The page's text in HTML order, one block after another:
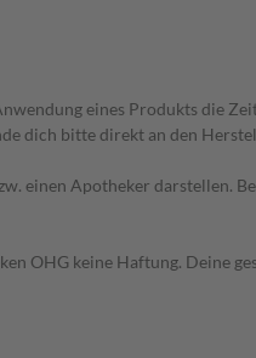
eines Produkts die
dich bitte direkt an den
einen Apotheker darstellen.
OHG keine Haftung. Deine